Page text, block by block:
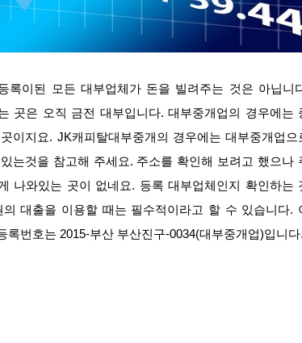
록이된 모든 대부업체가 돈을 빌려주는 것은 아닙니
곳은 오직 금전 대부입니다. 대부중개업의 경우에는
이지요. JK캐피탈대부중개의 경우에는 대부중개업으
는것을 참고해 주세요. 주소를 확인해 보려고 했으나
나와있는 곳이 없네요. 등록 대부업체인지 확인하는
의 대출을 이용할 때는 필수적이라고 할 수 있습니다.
록번호는 2015-부산 부산진구-0034(대부중개업)입니다.